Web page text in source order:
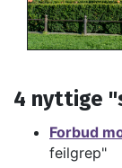
4 nyttige
Forbud
feilgrep"